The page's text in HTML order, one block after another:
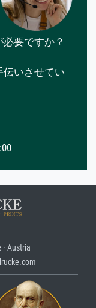
要ですか？
伝いさせてい
Austria